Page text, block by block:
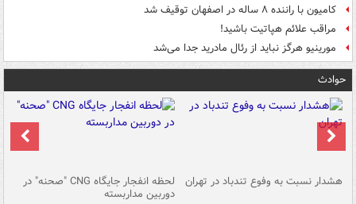
کامیون با راننده ۸ ساله در اصفهان توقیف شد
مراقب علائم هپاتیت باشید!
مورینیو هرگز نباید از رئال مادرید جدا می‌شد
حوادث
هشدار نسبت به وفوع تندباد در تهران لحظه انفجار جایگاه CNG "صحنه" در
دوربین مداربسته